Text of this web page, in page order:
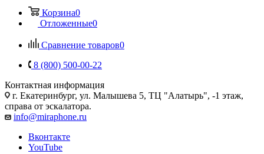
Корзина0
Отложенные0
Сравнение товаров0
8 (800) 500-00-22
Контактная информация
г. Екатеринбург, ул. Малышева 5, ТЦ "Алатырь", -1 этаж,
справа от эскалатора.
info@miraphone.ru
Вконтакте
YouTube